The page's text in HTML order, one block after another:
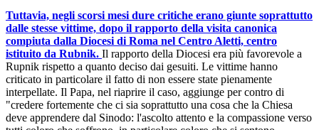
Tuttavia, negli scorsi mesi dure critiche erano giunte soprattutto
dalle stesse vittime, dopo il rapporto della visita canonica
compiuta dalla Diocesi di Roma nel Centro Aletti, centro
istituito da Rubnik. Il rapporto della Diocesi era più favorevole a
Rupnik rispetto a quanto deciso dai gesuiti. Le vittime hanno
criticato in particolare il fatto di non essere state pienamente
interpellate. Il Papa, nel riaprire il caso, aggiunge per contro di
"credere fortemente che ci sia soprattutto una cosa che la Chiesa
deve apprendere dal Sinodo: l'ascolto attento e la compassione verso